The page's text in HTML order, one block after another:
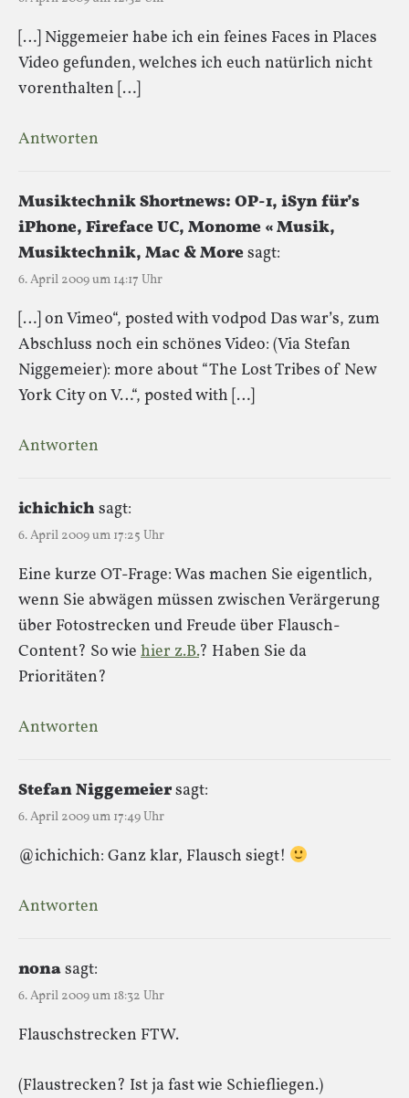
[…] Niggemeier habe ich ein feines Faces in Places
Video gefunden, welches ich euch natürlich nicht
vorenthalten […]
Antworten
Musiktechnik Shortnews: OP-1, iSyn für’s
iPhone, Fireface UC, Monome « Musik,
Musiktechnik, Mac & Moresagt:
6. April 2009 um 14:17 Uhr
[…] on Vimeo“, posted with vodpod Das war’s, zum
Abschluss noch ein schönes Video: (Via Stefan
Niggemeier): more about “The Lost Tribes of New
York City on V…“, posted with […]
Antworten
ichichich sagt:
6. April 2009 um 17:25 Uhr
Eine kurze OT-Frage: Was machen Sie eigentlich,
wenn Sie abwägen müssen zwischen Verärgerung
über Fotostrecken und Freude über Flausch-
Content? So wie hier z.B.? Haben Sie da
Prioritäten?
Antworten
Stefan Niggemeiersagt:
6. April 2009 um 17:49 Uhr
@ichichich: Ganz klar, Flausch siegt!
Antworten
nonasagt:
6. April 2009 um 18:32 Uhr
Flauschstrecken FTW.
(Flaustrecken? Ist ja fast wie Schiefliegen.)